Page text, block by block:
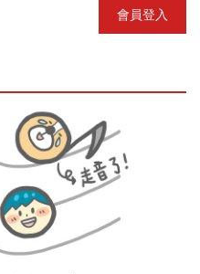
會員登入